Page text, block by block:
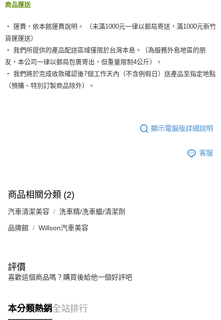
商品運送
‧ 運費，依本館運費說明。 （未滿1000元一律以郵局寄送，滿1000元新竹
貨運運送）
‧ 我們所提供的產品配送區域僅限於台灣本島。（為服務外島地區的朋
友，本公司一律以郵局包裹寄出，但重量限制4公斤）。
‧ 我們將於完成收款確認後7個工作天內（不含例假日）送產品至指定地點
（預購、特別訂製商品除外）。
顯示電腦版詳細說明
客服
商品相關分類 (2)
汽車清潔美容 洗車精/洗車蠟/清潔劑
品牌館 Willson汽車美容
評價
喜歡這個商品嗎？購買後給他一個好評吧
本分類熱銷全站排行